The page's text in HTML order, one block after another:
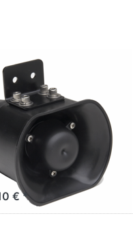
WSSC30 /
Europa &
m.
€ *